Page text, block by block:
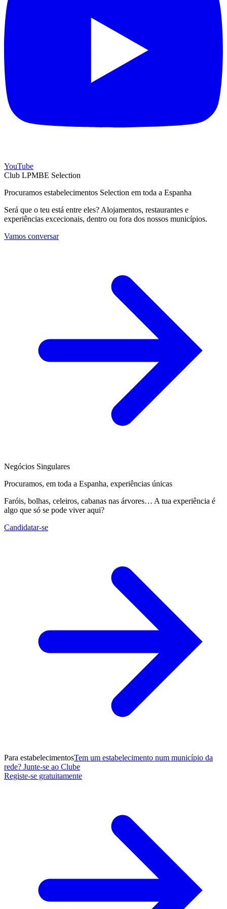
YouTube
Club LPMBE Selection
Procuramos estabelecimentos Selection em toda a Espanha
Será que o teu está entre eles? Alojamentos, restaurantes e
experiências excecionais, dentro ou fora dos nossos municípios.
Vamos conversar
Negócios Singulares
Procuramos, em toda a Espanha, experiências únicas
Faróis, bolhas, celeiros, cabanas nas árvores… A tua experiência é
algo que só se pode viver aqui?
Candidatar-se
Para estabelecimentosTem um estabelecimento num município da
rede? Junte-se ao Clube
Registe-se gratuitamente